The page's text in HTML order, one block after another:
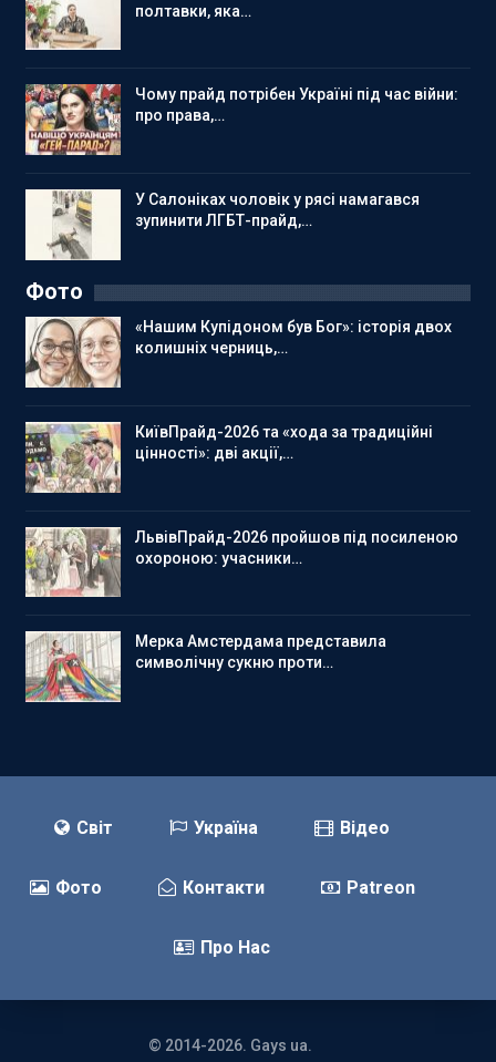
полтавки, яка…
Чому прайд потрібен Україні під час війни:
про права,…
У Салоніках чоловік у рясі намагався
зупинити ЛГБТ-прайд,…
Фото
«Нашим Купідоном був Бог»: історія двох
колишніх черниць,…
КиївПрайд-2026 та «хода за традиційні
цінності»: дві акції,…
ЛьвівПрайд-2026 пройшов під посиленою
охороною: учасники…
Мерка Амстердама представила
символічну сукню проти…
Світ Україна Відео
Фото Контакти Patreon
Про Нас
© 2014-2026. Gays ua.